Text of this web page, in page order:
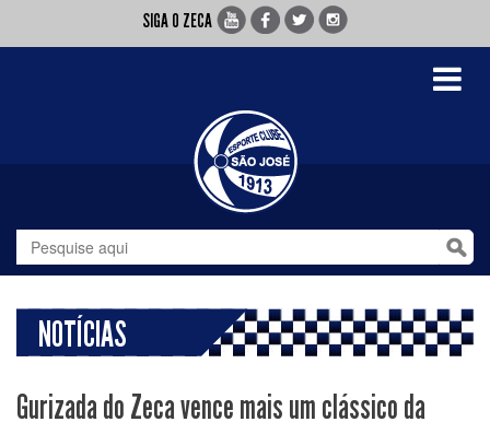
SIGA O ZECA
Toggle
NOTÍCIAS
Gurizada do Zeca vence mais um clássico da